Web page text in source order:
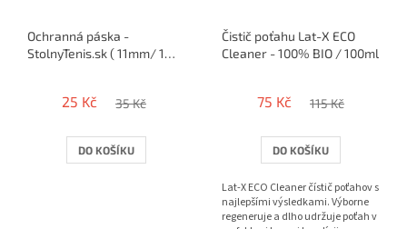
Ochranná páska -
StolnyTenis.sk ( 11mm/ 1
25 Kč 35 Kč
DO KOŠÍKU
Čistič poťahu Lat-X ECO
Cleaner - 100% BIO / 100ml
75 Kč 115 Kč
DO KOŠÍKU
Lat-X ECO Cleaner čístič poťahov s
najlepšími výsledkami. Výborne
regeneruje a dlho udržuje poťah v